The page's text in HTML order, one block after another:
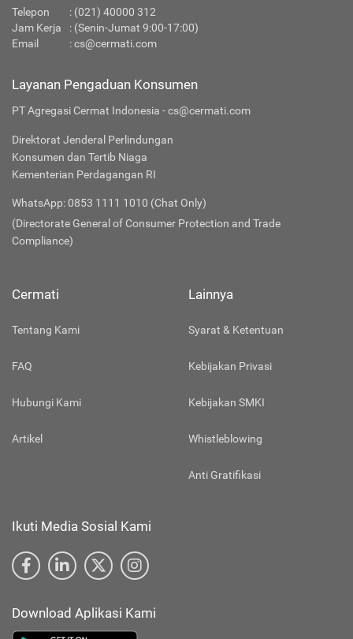
Telepon : (021) 40000 312
Jam Kerja
: (Senin-Jumat 9:00-17:00)
Email
:cs@cermati.com
Layanan Pengaduan Konsumen
PT Agregasi Cermat Indonesia - cs@cermati.com
Direktorat Jenderal Perlindungan
Konsumen dan Tertib Niaga
Kementerian Perdagangan RI
WhatsApp: 0853 1111 1010 (Chat Only)
(Directorate General of Consumer Protection and Trade
Compliance)
Cermati
Tentang Kami
FAQ
Hubungi Kami
Artikel
Lainnya
Syarat & Ketentuan
Kebijakan Privasi
Kebijakan SMKI
Whistleblowing
Anti Gratifikasi
Ikuti Media Sosial Kami
Download Aplikasi Kami